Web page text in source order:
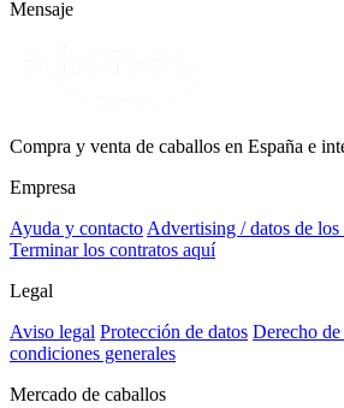
Mensaje
Compra y venta de caballos en España e
Empresa
Ayuda y contacto Advertising / datos de los
Terminar los contratos aquí
Legal
Aviso legal Protección de datos Derecho
condiciones generales
Mercado de caballos